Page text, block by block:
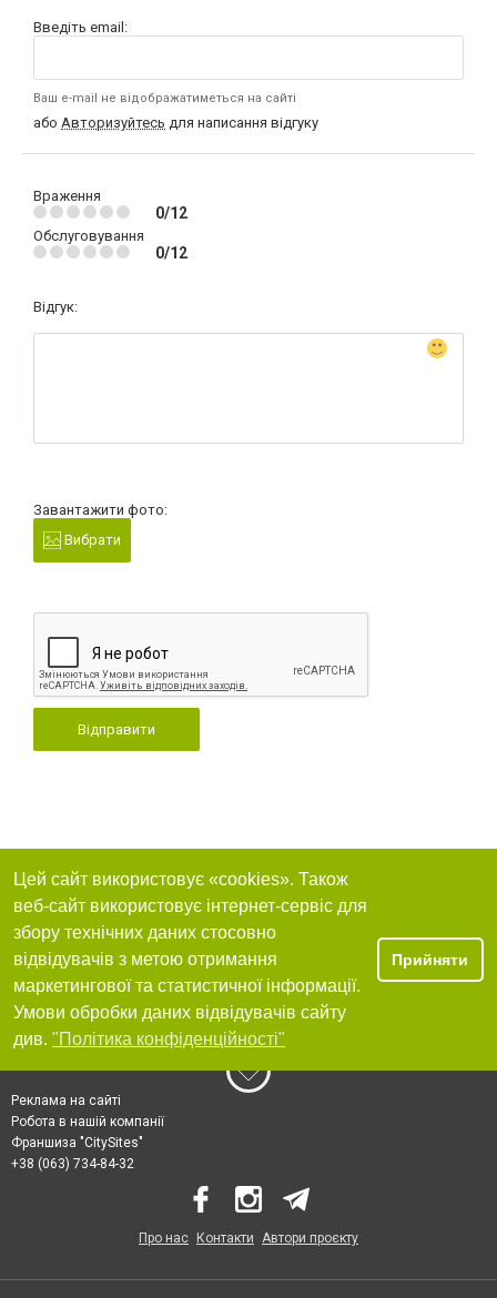
Введіть email:
Ваш e-mail не відображатиметься на сайті
або Авторизуйтесь для написання відгуку
Враження
0/12
Обслуговування
0/12
Відгук:
Завантажити фото:
Вибрати
Відправити
Цей сайт використовує «cookies». Також
веб-сайт використовує інтернет-сервіс для
збору технічних даних стосовно
відвідувачів з метою отримання
маркетингової та статистичної інформації.
Умови обробки даних відвідувачів сайту
див. "Політика конфіденційності"
Прийняти
Реклама на сайті
Робота в нашій компанії
Франшиза "CitySites"
+38 (063) 734-84-32
Про нас Контакти Автори проєкту